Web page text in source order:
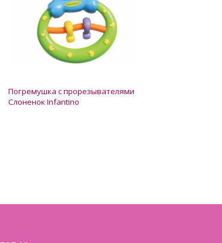
Погремушка с прорезывателями
Слоненок Infantino